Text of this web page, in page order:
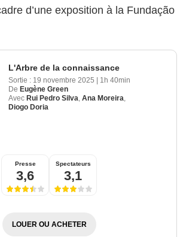
d’une exposition à la Fundação
L'Arbre de la connaissance
Sortie : 19 novembre 2025 | 1h 40min
De Eugène Green
Avec Rui Pedro Silva Ana Moreira
Diogo Doria
Presse
3,6
Spectateurs
3,1
LOUER OU ACHETER